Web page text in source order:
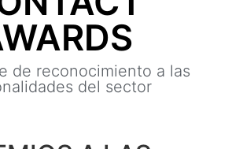
de reconocimiento a las
del sector